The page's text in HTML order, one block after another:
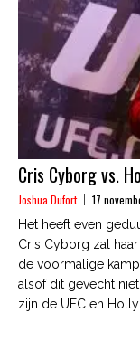
Cris Cyborg vs.
Joshua Dufort 17
Het heeft even
Cris Cyborg zal
de voormalige
alsof dit gevecht
zijn de UFC en